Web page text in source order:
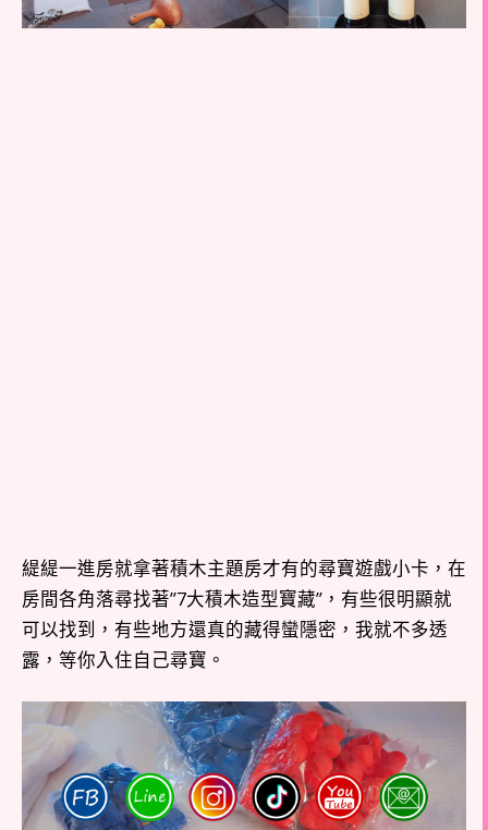
緹緹一進房就拿著積木主題房才有的尋寶遊戲小卡，在
房間各角落尋找著”7大積木造型寶藏”，有些很明顯就
可以找到，有些地方還真的藏得蠻隱密，我就不多透
露，等你入住自己尋寶。